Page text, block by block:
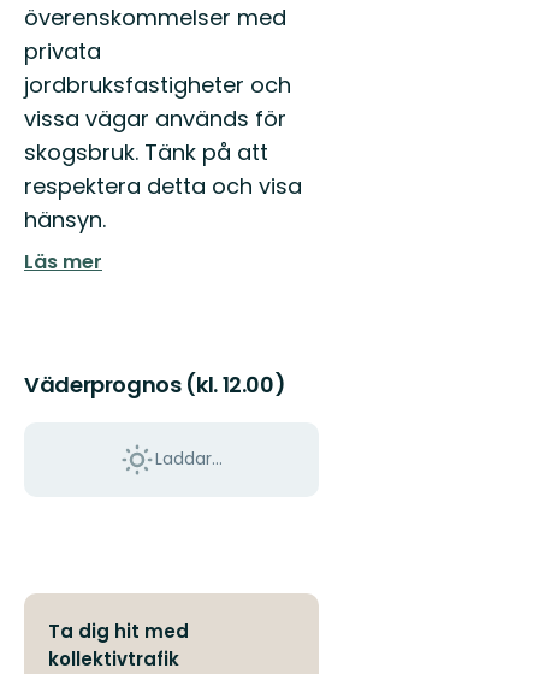
överenskommelser med
privata
jordbruksfastigheter och
vissa vägar används för
skogsbruk. Tänk på att
respektera detta och visa
hänsyn.
Läs mer
Väderprognos (kl. 12.00)
Laddar...
Ta dig hit med
kollektivtrafik